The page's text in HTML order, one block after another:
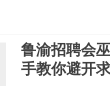
鲁渝招聘会
手教你避开